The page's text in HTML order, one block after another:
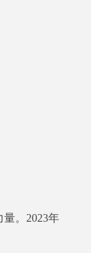
。2023年